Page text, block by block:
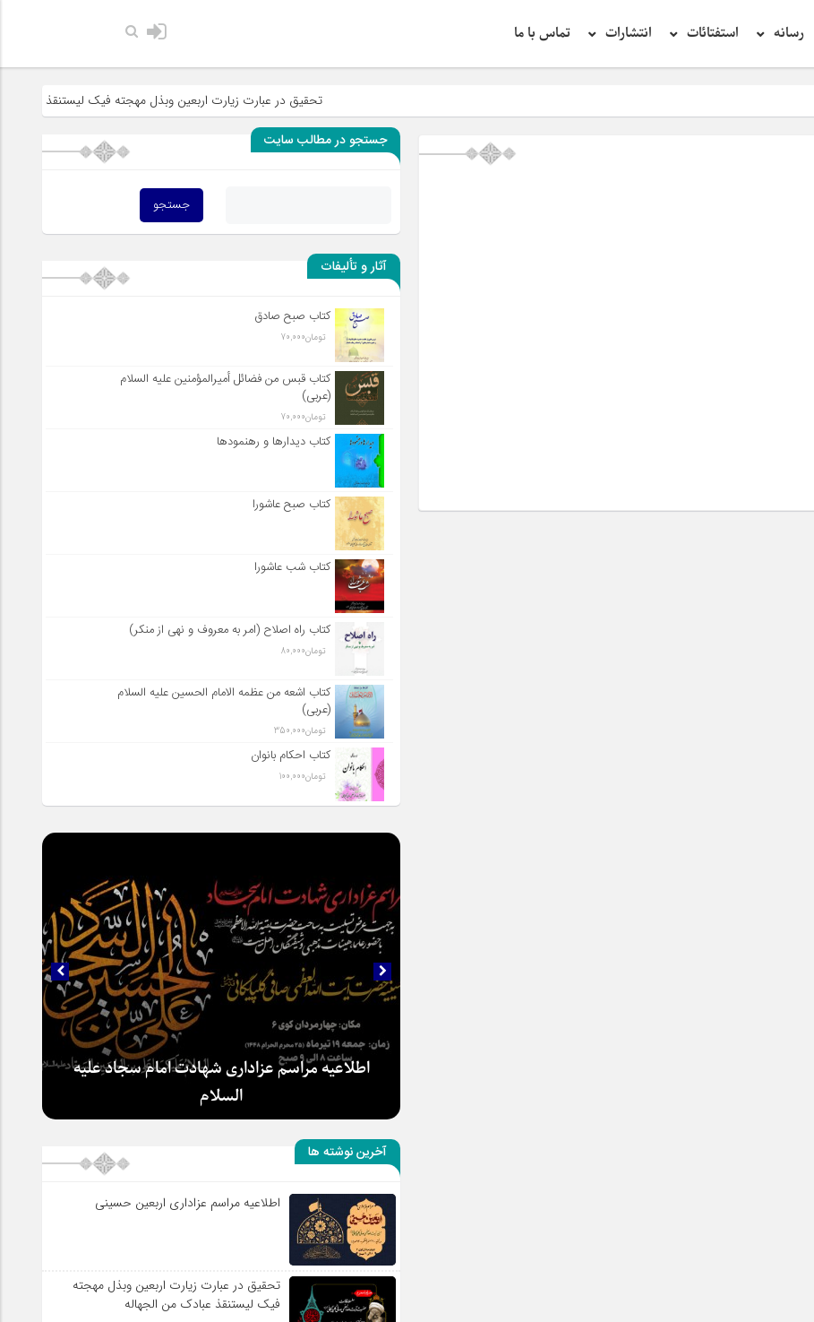
رسانه استفتائات انتشارات تماس با ما
تحقیق در عبارت زیارت اربعین وبذل مهجته فیک لیستنقذ عبادک من الجهاله
جستجو در مطالب سایت
آثار و تألیفات
کتاب صبح صادق
تومان70,000
کتاب قبس من فضائل أميرالمؤمنين علیه السلام
(عربی)
تومان70,000
کتاب دیدارها و رهنمودها
کتاب صبح عاشورا
کتاب شب عاشورا
کتاب راه اصلاح (امر به معروف و نهی از منکر)
تومان80,000
کتاب اشعه من عظمه الامام الحسین علیه السلام
(عربی)
تومان350,000
کتاب احکام بانوان
تومان100,000
اطلاعیه مراسم عزاداری شهادت امام سجاد علیه
السلام
آخرین نوشته ها
اطلاعیه مراسم عزاداری اربعین حسینی
تحقیق در عبارت زیارت اربعین وبذل مهجته
فیک لیستنقذ عبادک من الجهاله